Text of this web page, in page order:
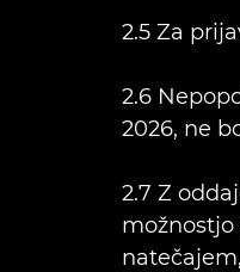
2.5 Za
2.6
2026, ne
2.7 Z
možnostjo